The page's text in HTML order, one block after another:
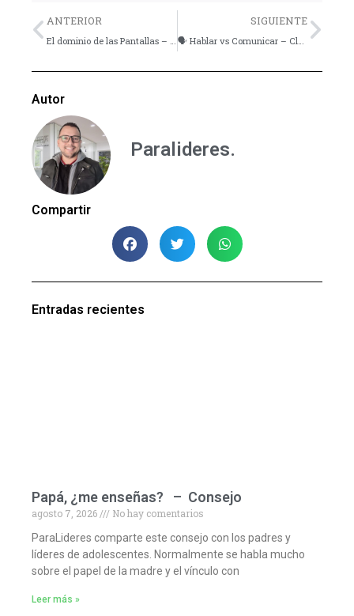
Previo
ANTERIOR
El dominio de las Pantallas – Para Padres
SIGUIENTE
🗣️ Hablar vs Comunicar – Claves de la Comunicación Asertiva
Autor
Paralideres.
Compartir
Entradas recientes
Papá, ¿me enseñas? – Consejo
agosto 7, 2026
No hay comentarios
ParaLideres comparte este consejo con los padres y
líderes de adolescentes. Normalmente se habla mucho
sobre el papel de la madre y el vínculo con
Leer más »